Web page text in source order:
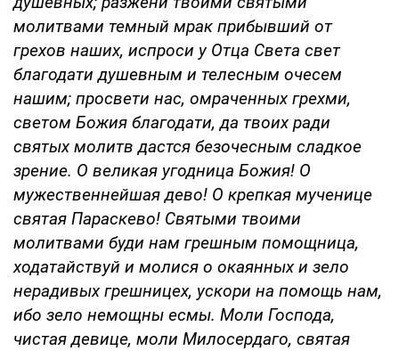
молитвами темный мрак прибывший от
грехов наших, испроси у Отца Света свет
благодати душевным и телесным очесем
нашим; просвети нас, омраченных грехми,
светом Божия благодати, да твоих ради
святых молитв дастся безочесным сладкое
зрение. О великая угодница Божия! О
мужественнейшая дево! О крепкая мученице
святая Параскево! Святыми твоими
молитвами буди нам грешным помощница,
ходатайствуй и молися о окаянных и зело
нерадивых грешницех, ускори на помощь нам,
ибо зело немощны есмы. Моли Господа,
чистая девице, моли Милосердаго, святая